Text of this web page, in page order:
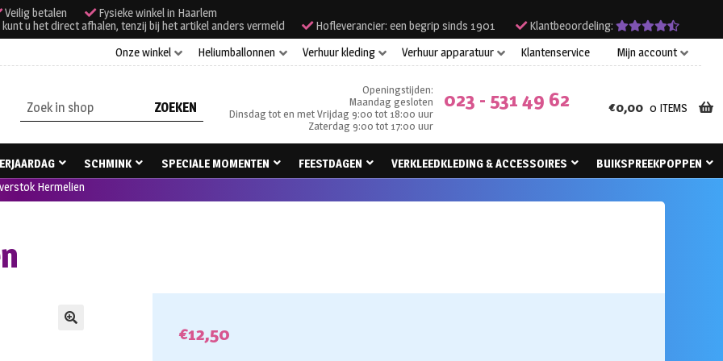
Veilig betalen
Fysieke winkel in Haarlem
u het direct afhalen, tenzij bij het artikel anders vermeld
Hofleverancier: een begrip sinds 1901
Klantbeoordeling:
Onze winkel
Heliumballonnen Verhuur kleding Verhuur apparatuur Klantenservice Mijn account
Zoeken
naar:
Openingstijden:
Maandag gesloten
Dinsdag tot en met Vrijdag 9:00 tot 18:00 uur
Zaterdag 9:00 tot 17:00 uur
023 - 531 49 62 €0,00 0 ITEMS
SCHMINK SPECIALE MOMENTEN FEESTDAGEN VERKLEEDKLEDING & ACCESSOIRES
BUIKSPREEKPOPPEN
Hermelien
€12,50